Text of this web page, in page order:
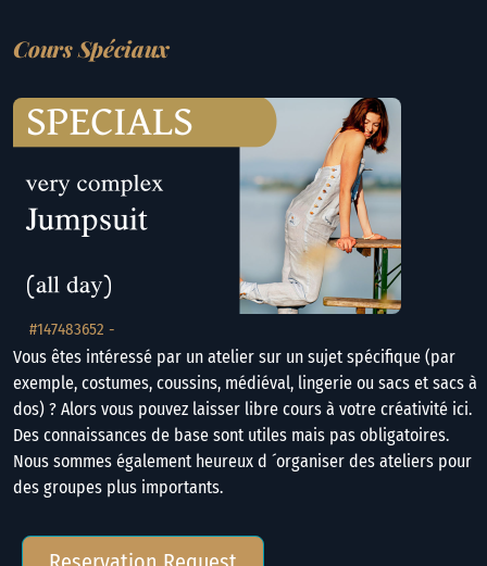
Cours Spéciaux
#147483652 -
Vous êtes intéressé par un atelier sur un sujet spécifique (par
exemple, costumes, coussins, médiéval, lingerie ou sacs et sacs à
dos) ? Alors vous pouvez laisser libre cours à votre créativité ici.
Des connaissances de base sont utiles mais pas obligatoires.
Nous sommes également heureux d ´organiser des ateliers pour
des groupes plus importants.